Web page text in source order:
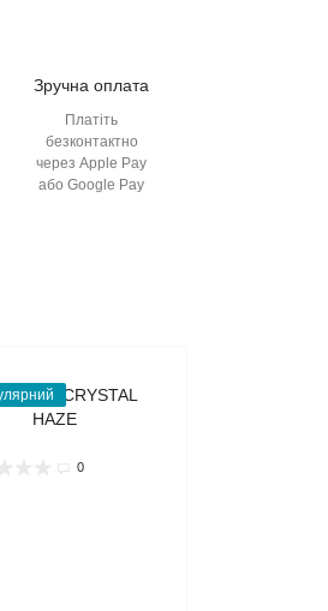
Зручна оплата
Платіть
безконтактно
через Apple Pay
або Google Pay
0